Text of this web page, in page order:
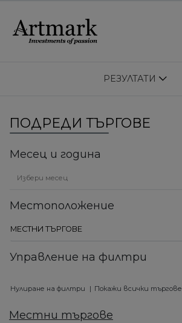
РЕЗУЛТАТИ
ПОДРЕДИ ТЪРГОВЕ
Месец и година
Местоположение
Управление на филтри
Нулиране на филтри Покажи всички търгове
Местни търгове